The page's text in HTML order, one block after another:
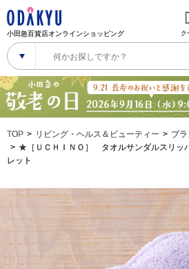
小田急百貨店オンラインショッピング ク
TOP リビング・ヘルス＆ビューティー ブ
★［ＵＣＨＩＮＯ］ タオルサンダルスリッ
レット